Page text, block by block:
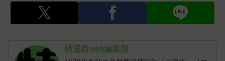
特選街web編集部